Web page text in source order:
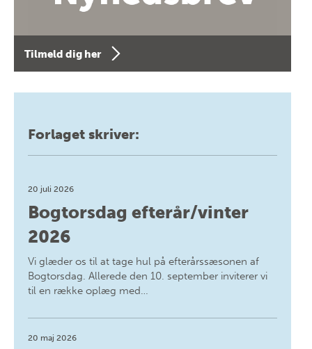
Tilmeld dig her
Forlaget skriver:
20 juli 2026
Bogtorsdag efterår/vinter
2026
Vi glæder os til at tage hul på efterårssæsonen af
Bogtorsdag. Allerede den 10. september inviterer vi
til en række oplæg med…
20 maj 2026